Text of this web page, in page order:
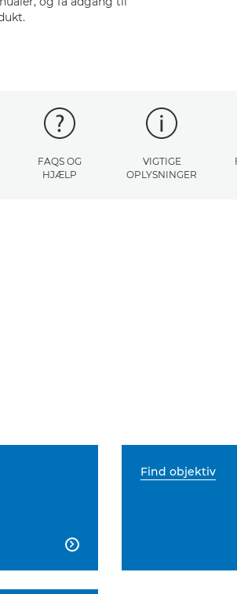
FAQS OG
HJÆLP
VIGTIGE
OPLYSNINGER

Find objektiv